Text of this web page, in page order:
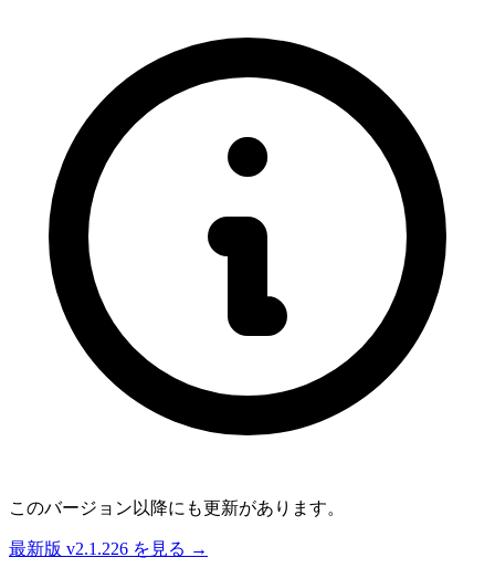
このバージョン以降にも更新があります。
最新版 v2.1.226 を見る →